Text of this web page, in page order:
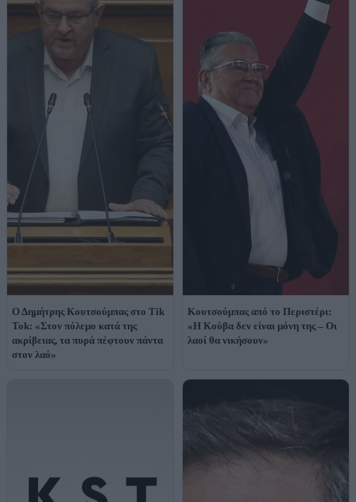
Ο Δημήτρης Κουτσούμπας στο Tik
Tok: «Στον πόλεμο κατά της
ακρίβειας, τα πυρά πέφτουν πάντα
στον λαό»
Κουτσούμπας από το Περιστέρι:
«Η Κούβα δεν είναι μόνη της – Οι
λαοί θα νικήσουν»